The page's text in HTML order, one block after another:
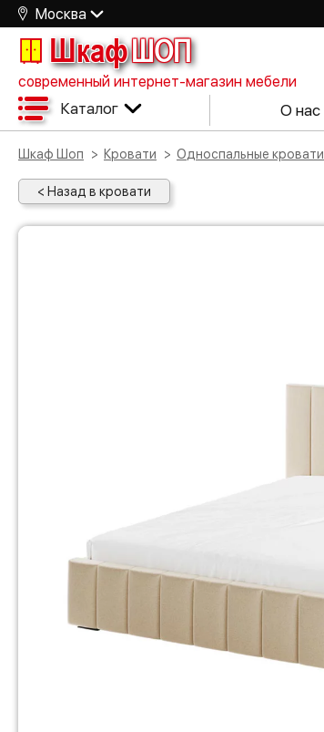
Москва
ШкафШОП
современный интернет-магазин мебели
Каталог О нас
Шкаф Шоп Кровати Односпальные кровати
< Назад в кровати